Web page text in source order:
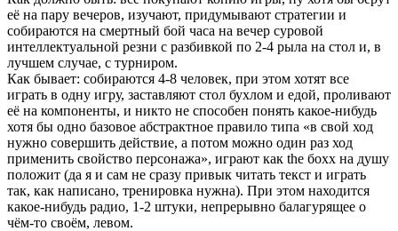
её на пару вечеров, изучают, придумывают стратегии и
собираются на смертный бой часа на вечер суровой
интеллектуальной резни с разбивкой по 2-4 рыла на стол и, в
лучшем случае, с турниром.
Как бывает: собираются 4-8 человек, при этом хотят все
играть в одну игру, заставляют стол бухлом и едой, проливают
её на компоненты, и никто не способен понять какое-нибудь
хотя бы одно базовое абстрактное правило типа «в свой ход
нужно совершить действие, а потом можно один раз ход
применить свойство персонажа», играют как the бохх на душу
положит (да я и сам не сразу привык читать текст и играть
так, как написано, тренировка нужна). При этом находится
какое-нибудь радио, 1-2 штуки, непрерывно балагурящее о
чём-то своём, левом.